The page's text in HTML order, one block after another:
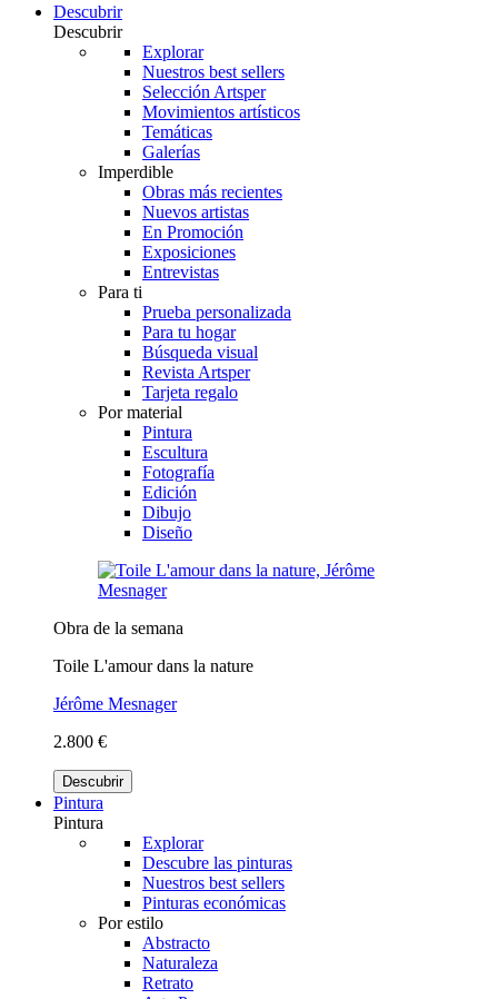
Descubrir
Descubrir
Explorar
Nuestros best sellers
Selección Artsper
Movimientos artísticos
Temáticas
Galerías
Imperdible
Obras más recientes
Nuevos artistas
En Promoción
Exposiciones
Entrevistas
Para ti
Prueba personalizada
Para tu hogar
Búsqueda visual
Revista Artsper
Tarjeta regalo
Por material
Pintura
Escultura
Fotografía
Edición
Dibujo
Diseño
Obra de la semana
Toile L'amour dans la nature
Jérôme Mesnager
2.800 €
Descubrir
Pintura
Pintura
Explorar
Descubre las pinturas
Nuestros best sellers
Pinturas económicas
Por estilo
Abstracto
Naturaleza
Retrato